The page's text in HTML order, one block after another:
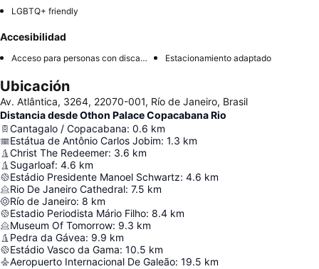
LGBTQ+ friendly
Accesibilidad
Acceso para personas con discapacidad Estacionamiento adaptado
Ubicación
Av. Atlântica, 3264, 22070-001, Río de Janeiro, Brasil
Distancia desde Othon Palace Copacabana Rio
Cantagalo / Copacabana: 0.6 km
Estátua de Antônio Carlos Jobim: 1.3 km
Christ The Redeemer: 3.6 km
Sugarloaf: 4.6 km
Estádio Presidente Manoel Schwartz: 4.6 km
Rio De Janeiro Cathedral: 7.5 km
Río de Janeiro: 8 km
Estadio Periodista Mário Filho: 8.4 km
Museum Of Tomorrow: 9.3 km
Pedra da Gávea: 9.9 km
Estádio Vasco da Gama: 10.5 km
Aeropuerto Internacional De Galeão: 19.5 km